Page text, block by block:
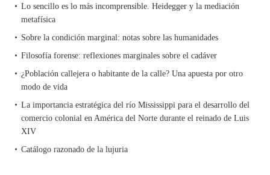
Lo sencillo es lo más incomprensible. Heidegger y la mediación
metafísica
Sobre la condición marginal: notas sobre las humanidades
Filosofía forense: reflexiones marginales sobre el cadáver
¿Población callejera o habitante de la calle? Una apuesta por otro
modo de vida
La importancia estratégica del río Mississippi para el desarrollo del
comercio colonial en América del Norte durante el reinado de Luis
XIV
Catálogo razonado de la lujuria